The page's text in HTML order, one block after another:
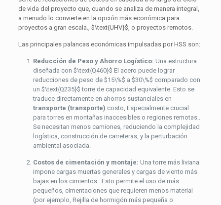
de vida del proyecto que, cuando se analiza de manera integral,
a menudo lo convierte en la opción más económica para
proyectos a gran escala., $\text{UHV}$, o proyectos remotos.
Las principales palancas económicas impulsadas por HSS son:
Reducción de Peso y Ahorro Logístico: Una estructura
diseñada con $\text{Q460}$ El acero puede lograr
reducciones de peso de $15\%$ a $30\%$ comparado con
un $\text{Q235}$ torre de capacidad equivalente. Esto se
traduce directamente en ahorros sustanciales en
transporte (transporte) costo, Especialmente crucial
para torres en montañas inaccesibles o regiones remotas..
Se necesitan menos camiones, reduciendo la complejidad
logística, construcción de carreteras, y la perturbación
ambiental asociada.
Costos de cimentación y montaje: Una torre más liviana
impone cargas muertas generales y cargas de viento más
bajas en los cimientos.. Esto permite el uso de más
pequeños, cimentaciones que requieren menos material
(por ejemplo, Rejilla de hormigón más pequeña o